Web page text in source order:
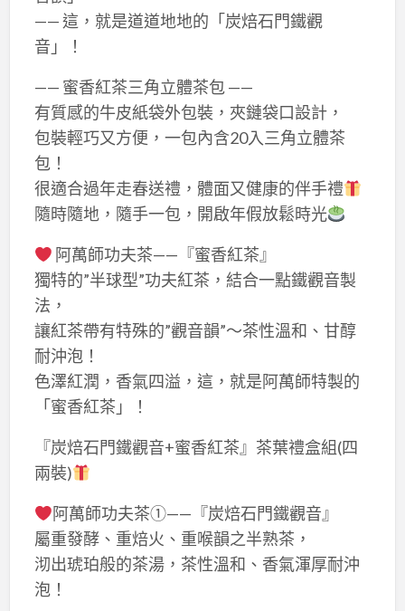
—— 這，就是道道地地的「炭焙石門鐵觀
音」！
—— 蜜香紅茶三角立體茶包 ——
有質感的牛皮紙袋外包裝，夾鏈袋口設計，
包裝輕巧又方便，一包內含20入三角立體茶
包！
很適合過年走春送禮，體面又健康的伴手禮
隨時隨地，隨手一包，開啟年假放鬆時光
阿萬師功夫茶——『蜜香紅茶』
獨特的”半球型”功夫紅茶，結合一點鐵觀音製
法，
讓紅茶帶有特殊的”觀音韻”～茶性溫和、甘醇
耐沖泡！
色澤紅潤，香氣四溢，這，就是阿萬師特製的
「蜜香紅茶」！
『炭焙石門鐵觀音+蜜香紅茶』茶葉禮盒組(四
兩裝)
阿萬師功夫茶①——『炭焙石門鐵觀音』
屬重發酵、重焙火、重喉韻之半熟茶，
沏出琥珀般的茶湯，茶性溫和、香氣渾厚耐沖
泡！